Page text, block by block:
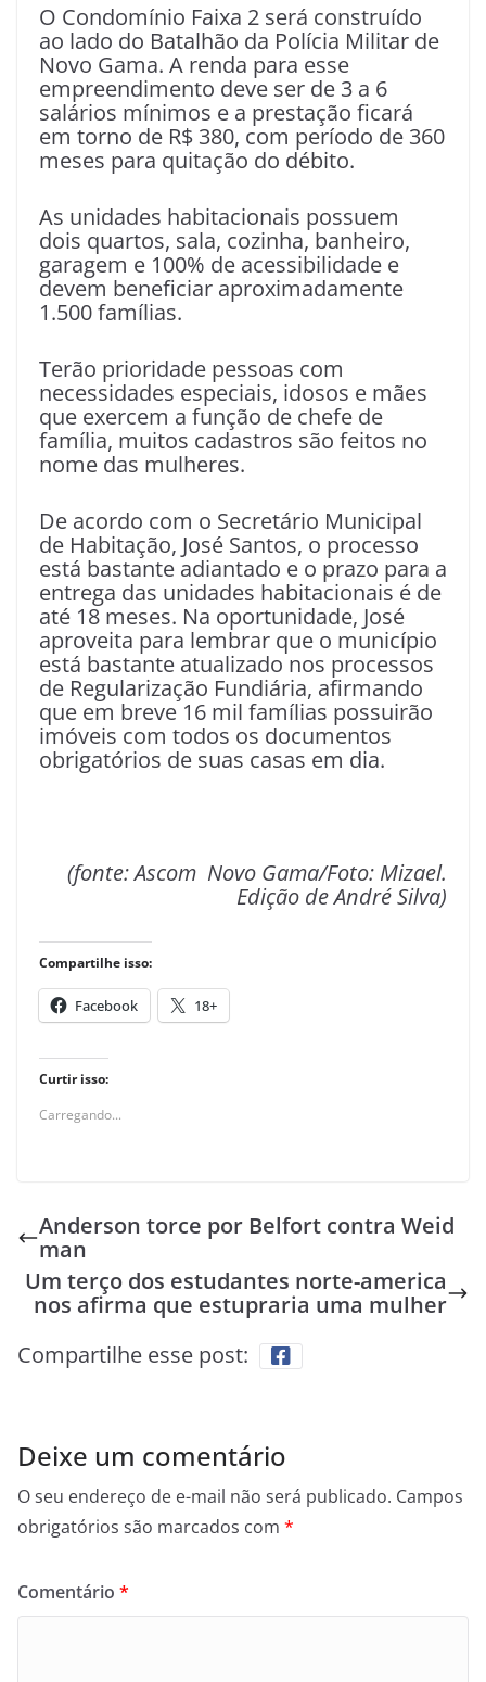
O Condomínio Faixa 2 será construído
ao lado do Batalhão da Polícia Militar de
Novo Gama. A renda para esse
empreendimento deve ser de 3 a 6
salários mínimos e a prestação ficará
em torno de R$ 380, com período de 360
meses para quitação do débito.
As unidades habitacionais possuem
dois quartos, sala, cozinha, banheiro,
garagem e 100% de acessibilidade e
devem beneficiar aproximadamente
1.500 famílias.
Terão prioridade pessoas com
necessidades especiais, idosos e mães
que exercem a função de chefe de
família, muitos cadastros são feitos no
nome das mulheres.
De acordo com o Secretário Municipal
de Habitação, José Santos, o processo
está bastante adiantado e o prazo para a
entrega das unidades habitacionais é de
até 18 meses. Na oportunidade, José
aproveita para lembrar que o município
está bastante atualizado nos processos
de Regularização Fundiária, afirmando
que em breve 16 mil famílias possuirão
imóveis com todos os documentos
obrigatórios de suas casas em dia.
(fonte: Ascom Novo Gama/Foto: Mizael.
Edição de André Silva)
Compartilhe isso:
Facebook 18+
Curtir isso:
Carregando...
Anderson torce por Belfort contra Weid
man
Um terço dos estudantes norte-america
nos afirma que estupraria uma mulher
Compartilhe esse post:
Deixe um comentário
O seu endereço de e-mail não será publicado. Campos
obrigatórios são marcados com *
Comentário *